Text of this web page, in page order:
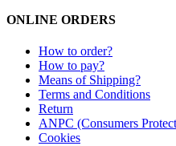
ONLINE ORDERS
How to order?
How to pay?
Means of Shipping?
Terms and Conditions
Return
ANPC (Consumers
Cookies